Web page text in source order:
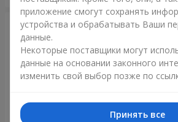
приложение смогут сохранять
устройства и обрабатывать Ваши
данные.
Некоторые поставщики могут
данные на основании законного
изменить свой выбор позже по
Принять все